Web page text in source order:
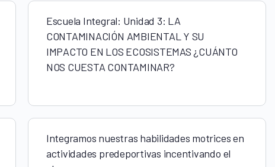
Escuela Integral: Unidad 3: LA
CONTAMINACIÓN AMBIENTAL Y SU
IMPACTO EN LOS ECOSISTEMAS ¿CUÁNTO
NOS CUESTA CONTAMINAR?
Integramos nuestras habilidades motrices en
actividades predeportivas incentivando el